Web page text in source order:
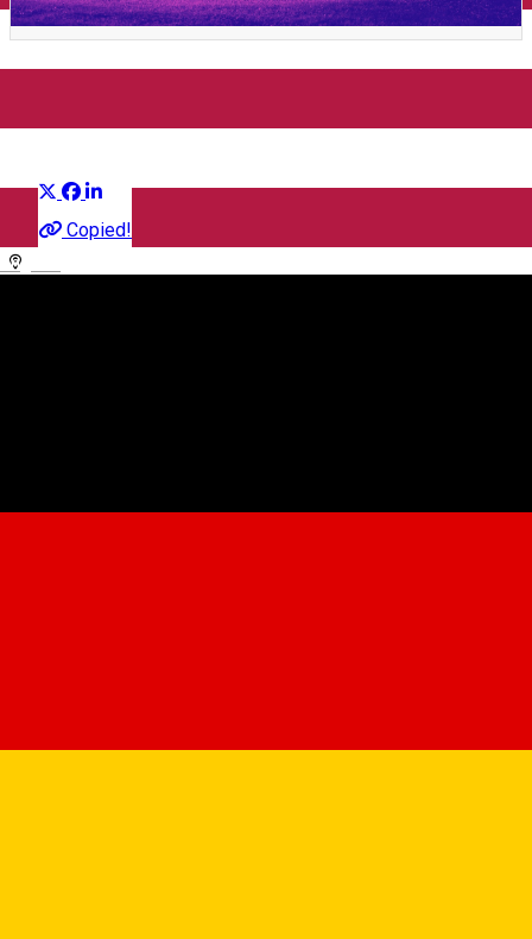
English
Copied!
Competiție sportivă
Despre